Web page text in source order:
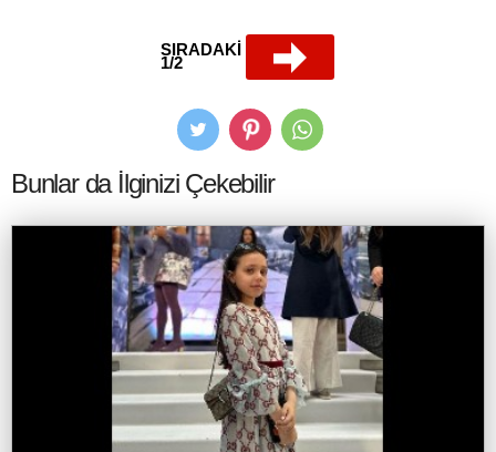
SIRADAKİ
1/2
Bunlar da İlginizi Çekebilir